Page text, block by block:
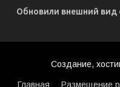
Обновили внешний вид
Создание,
Главная Размещение